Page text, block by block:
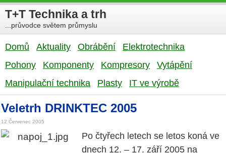
T+T Technika a trh
...průvodce světem průmyslu
Domů Aktuality Obrábění
Elektrotechnika
Pohony
Komponenty Kompresory
Vytápění
Manipulační technika
Plasty IT ve výrobě
Veletrh DRINKTEC 2005
12 Červenec 2005
Po čtyřech letech se letos koná ve
dnech 12. – 17. září 2005 na